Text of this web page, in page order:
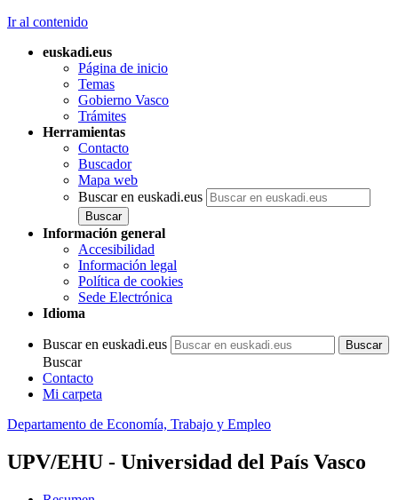
Ir al contenido
euskadi.eus
Página de inicio
Temas
Gobierno Vasco
Trámites
Herramientas
Contacto
Buscador
Mapa web
Buscar en euskadi.eus
Información general
Accesibilidad
Información legal
Política de cookies
Sede Electrónica
Idioma
Buscar en euskadi.eus
Buscar
Contacto
Mi carpeta
Departamento de Economía, Trabajo y Empleo
UPV/EHU - Universidad del País Vasco